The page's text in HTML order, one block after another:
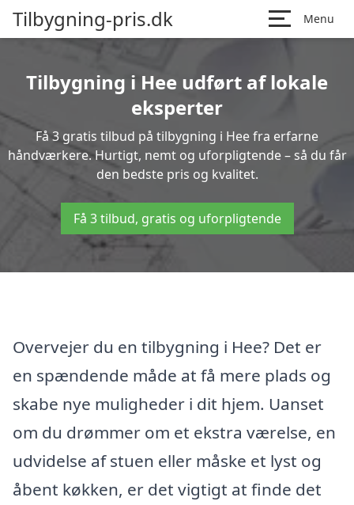
Tilbygning-pris.dk Menu
Tilbygning i Hee udført af lokale
eksperter
Få 3 gratis tilbud på tilbygning i Hee fra erfarne
håndværkere. Hurtigt, nemt og uforpligtende – så du får
den bedste pris og kvalitet.
Få 3 tilbud, gratis og uforpligtende
Overvejer du en tilbygning i Hee? Det er
en spændende måde at få mere plads og
skabe nye muligheder i dit hjem. Uanset
om du drømmer om et ekstra værelse, en
udvidelse af stuen eller måske et lyst og
åbent køkken, er det vigtigt at finde det